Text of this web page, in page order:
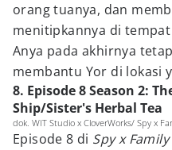
orang tuanya, dan
menitipkannya di
Anya pada akhirnya
membantu Yor di lokasi
8. Episode 8 Season 2:
Ship/Sister's Herbal Tea
dok. WIT Studio x CloverWorks/ Spy x
Episode 8 di Spy x